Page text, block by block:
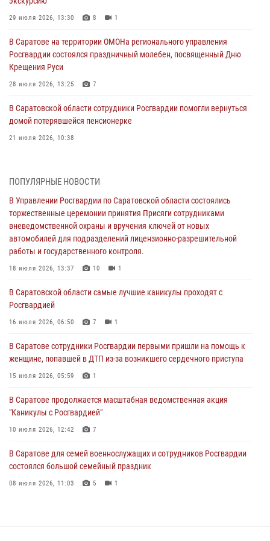
29 июля 2026, 13:30 8 1
В Саратове на территории ОМОНа регионального управления
Росгвардии состоялся праздничный молебен, посвященный Дню
Крещения Руси
28 июля 2026, 13:25 7
В Саратовской области сотрудники Росгвардии помогли вернуться
домой потерявшейся пенсионерке
21 июля 2026, 10:38
вневедомственной охраны и вручения ключей от новых
автомобилей для подразделений лицензионно-разрешительной
работы и государственного контроля.
18 июля 2026, 13:37 10 1
В Саратовской области самые лучшие каникулы проходят с
Росгвардией
В Саратове сотрудники Росгвардии первыми пришли на помощь к
женщине, попавшей в ДТП из-за возникшего сердечного приступа
В Саратове продолжается масштабная ведомственная акция
"Каникулы с Росгвардией"
В Саратовской области при содействии спецназа Росгвардии
задержан подозреваемый в незаконном обороте наркотиков
ПОПУЛЯРНЫЕ НОВОСТИ
В Управлении Росгвардии по Саратовской области состоялись
торжественные церемонии принятия Присяги сотрудниками
вневедомственной охраны и вручения ключей от новых
автомобилей для подразделений лицензионно-разрешительной
работы и государственного контроля.
18 июля 2026, 13:37 10 1
В Саратовской области самые лучшие каникулы проходят с
Росгвардией
16 июля 2026, 06:50 7 1
В Саратове сотрудники Росгвардии первыми пришли на помощь к
женщине, попавшей в ДТП из-за возникшего сердечного приступа
15 июля 2026, 05:59 1
В Саратове продолжается масштабная ведомственная акция
"Каникулы с Росгвардией"
10 июля 2026, 12:42 7
В Саратове для семей военнослужащих и сотрудников Росгвардии
состоялся большой семейный праздник
08 июля 2026, 11:03 5 1